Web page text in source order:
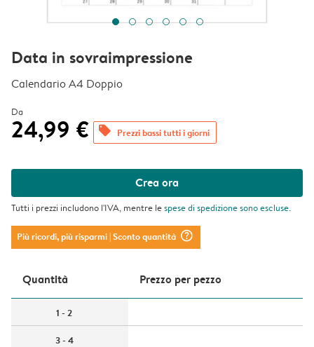
Data in sovraimpressione
Calendario A4 Doppio
Da
24,99 € offers Prezzi bassi tutti i giorni
Crea ora
Tutti i prezzi includono l'IVA, mentre lespese di spedizionesono escluse.
Più ricordi, più risparmi| Sconto quantità question_mark_circle
Quantità Prezzo per pezzo
1 - 2
3 - 4